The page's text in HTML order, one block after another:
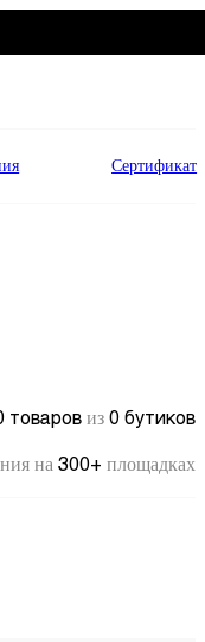
Сертификат
товаров из 0 бутиков
на 300+ площадках